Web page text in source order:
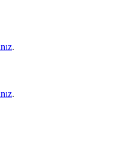
.
.